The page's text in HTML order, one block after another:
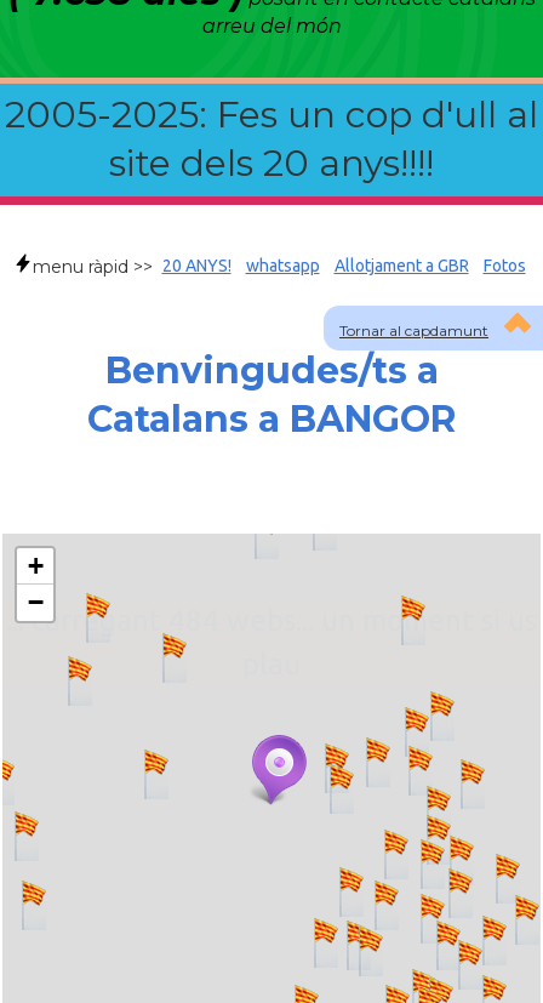
arreu del món
2005-2025: Fes un cop d'ull al
site dels 20 anys!!!!
Tornar al capdamunt
menu ràpid >> 20 ANYS! whatsapp Allotjament a GBR Fotos
Benvingudes/ts a
Catalans a BANGOR
... carregant 484 webs... un moment si us
+
−